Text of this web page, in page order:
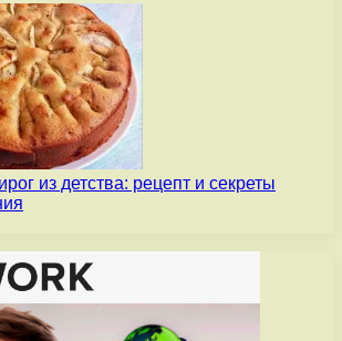
из детства: рецепт и секреты